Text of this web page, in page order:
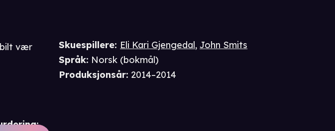
Skuespillere: Eli Kari Gjengedal,John Smits
Språk: Norsk (bokmål)
Produksjonsår: 2014–2014
vær